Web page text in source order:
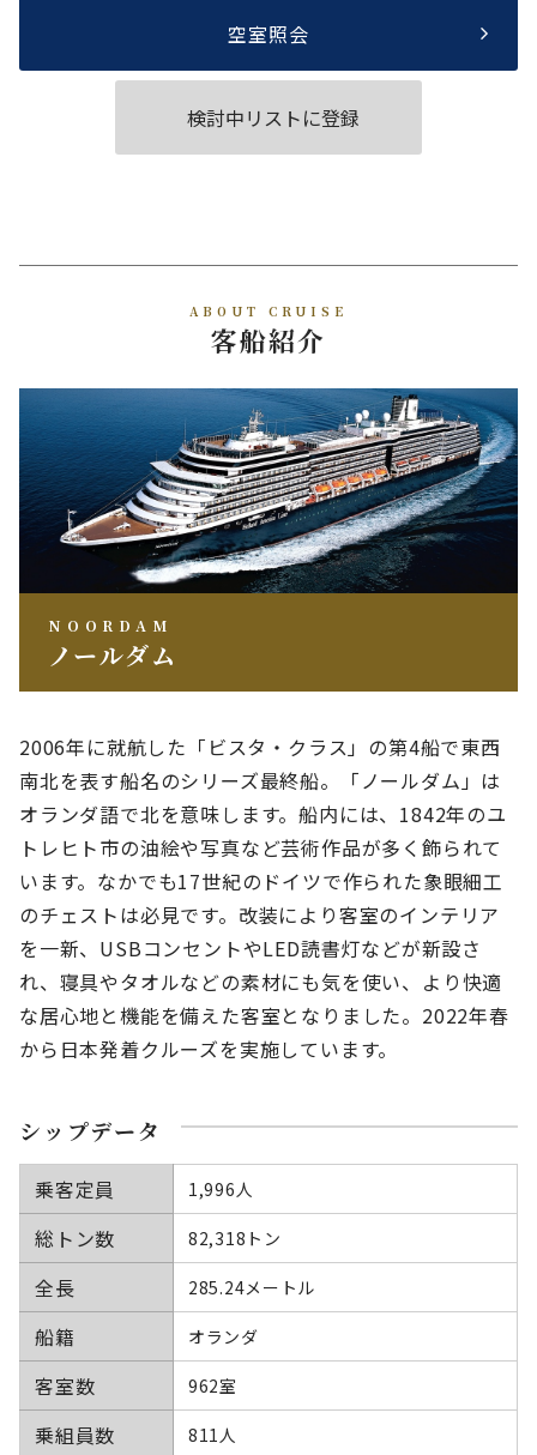
空室照会
検討中リストに登録
ABOUT CRUISE
客船紹介
NOORDAM
ノールダム
2006年に就航した「ビスタ・クラス」の第4船で東西
南北を表す船名のシリーズ最終船。「ノールダム」は
オランダ語で北を意味します。船内には、1842年のユ
トレヒト市の油絵や写真など芸術作品が多く飾られて
います。なかでも17世紀のドイツで作られた象眼細工
のチェストは必見です。改装により客室のインテリア
を一新、USBコンセントやLED読書灯などが新設さ
れ、寝具やタオルなどの素材にも気を使い、より快適
な居心地と機能を備えた客室となりました。2022年春
から日本発着クルーズを実施しています。
シップデータ
乗客定員 1,996人
総トン数 82,318トン
全長 285.24メートル
船籍 オランダ
客室数 962室
乗組員数 811人